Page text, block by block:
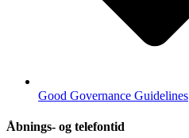
Good Governance Guidelines
Åbnings- og telefontid